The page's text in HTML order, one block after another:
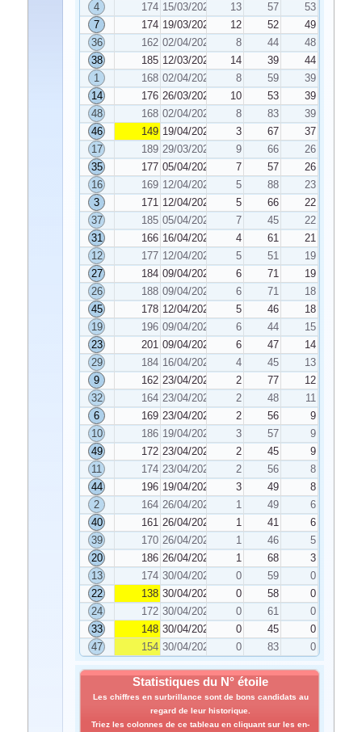
4
174 15/03/2024 13 57
53
7
174 19/03/2024 12 52
49
36
162 02/04/2024 8 44
48
38
185 12/03/2024 14 39
44
1
168 02/04/2024 8 59
39
14
176 26/03/2024 10 53
39
48
168 02/04/2024 8 83
39
46
149 19/04/2024 3 67
37
17
189 29/03/2024 9 66
26
35
177 05/04/2024 7 57
26
16
169 12/04/2024 5 88
23
3
171 12/04/2024 5 66
22
37
185 05/04/2024 7 45
22
31
166 16/04/2024 4 61
21
12
177 12/04/2024 5 51
19
27
184 09/04/2024 6 71
19
26
188 09/04/2024 6 71
18
45
178 12/04/2024 5 46
18
19
196 09/04/2024 6 44
15
23
201 09/04/2024 6 47
14
29
184 16/04/2024 4 45
13
9
162 23/04/2024 2 77
12
32
164 23/04/2024 2 48
11
6
169 23/04/2024 2 56
9
10
186 19/04/2024 3 57
9
49
172 23/04/2024 2 45
9
11
174 23/04/2024 2 56
8
44
196 19/04/2024 3 49
8
2
164 26/04/2024 1 49
6
40
161 26/04/2024 1 41
6
39
170 26/04/2024 1 46
5
20
186 26/04/2024 1 68
3
13
174 30/04/2024 0 59
0
22
138 30/04/2024 0 58
0
24
172 30/04/2024 0 61
0
33
148 30/04/2024 0 45
0
47
154 30/04/2024 0 83 0
Statistiques du N° étoile
Les chiffres en surbrillance sont de bons candidats au
regard de leur historique.
Triez les colonnes de ce tableau en cliquant sur les en-